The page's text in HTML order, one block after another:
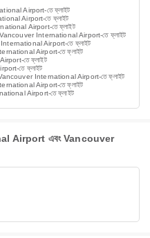
Airport-তে ফ্লাইট
Airport-তে ফ্লাইট
Airport-তে ফ্লাইট
International Airport-তে ফ্লাইট
International Airport-তে ফ্লাইট
International Airport-তে ফ্লাইট
তে ফ্লাইট
তে ফ্লাইট
International Airport-তে ফ্লাইট
International Airport-তে ফ্লাইট
Airport-তে ফ্লাইট
Airport এবং Vancouver